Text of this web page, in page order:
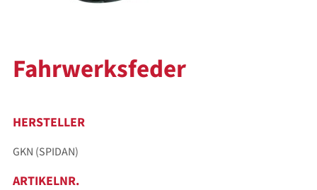
Fahrwerksfeder
HERSTELLER
GKN (SPIDAN)
ARTIKELNR.